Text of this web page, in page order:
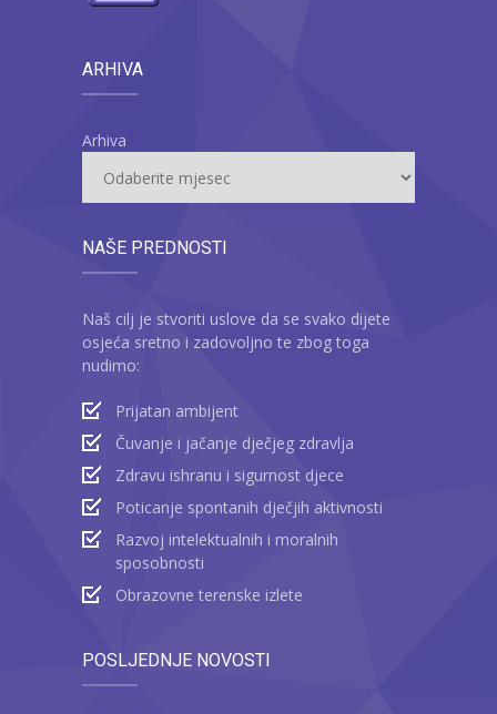
ARHIVA
Arhiva
NAŠE PREDNOSTI
Naš cilj je stvoriti uslove da se svako dijete
osjeća sretno i zadovoljno te zbog toga
nudimo:
Prijatan ambijent
Čuvanje i jačanje dječjeg zdravlja
Zdravu ishranu i sigurnost djece
Poticanje spontanih dječjih aktivnosti
Razvoj intelektualnih i moralnih
sposobnosti
Obrazovne terenske izlete
POSLJEDNJE NOVOSTI